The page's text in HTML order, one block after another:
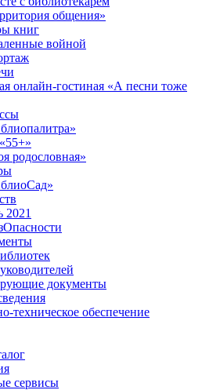
общения»
книг
войной
онлайн-гостиная «А песни тоже
родословная»
2021
документы
техническое обеспечение
сервисы